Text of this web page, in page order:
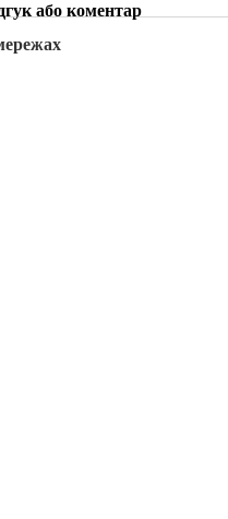
або коментар